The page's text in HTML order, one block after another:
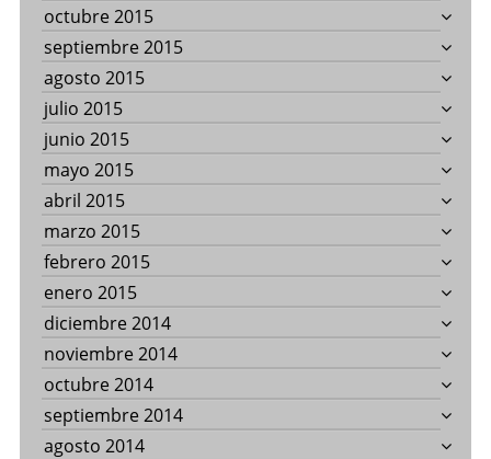
octubre 2015
septiembre 2015
agosto 2015
julio 2015
junio 2015
mayo 2015
abril 2015
marzo 2015
febrero 2015
enero 2015
diciembre 2014
noviembre 2014
octubre 2014
septiembre 2014
agosto 2014